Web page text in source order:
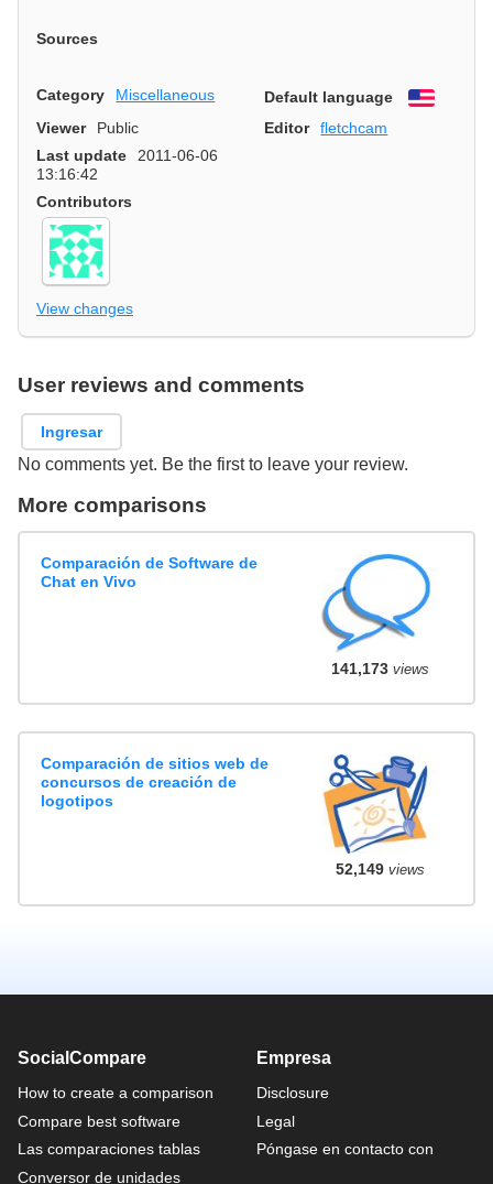
Sources
Category Miscellaneous Default language
English
Viewer
Public Editor
fletchcam
Last update
2011-06-06
13:16:42
Contributors
View changes
User reviews and comments
Ingresar
No comments yet. Be the first to leave your review.
More comparisons
Comparación de Software de
Chat en Vivo
141,173views
Comparación de sitios web de
concursos de creación de
logotipos
52,149views
SocialCompare
How to create a comparison
Compare best software
Las comparaciones tablas
Conversor de unidades
Empresa
Disclosure
Legal
Póngase en contacto con